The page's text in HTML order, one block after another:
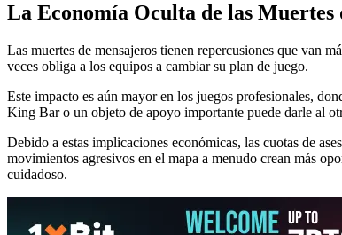
La Economía Oculta de las Muertes
Las muertes de mensajeros tienen repercusiones que van
veces obliga a los equipos a cambiar su plan de juego.
Este impacto es aún mayor en los juegos profesionales,
King Bar o un objeto de apoyo importante puede darle al
Debido a estas implicaciones económicas, las cuotas de
movimientos agresivos en el mapa a menudo crean más
cuidadoso.